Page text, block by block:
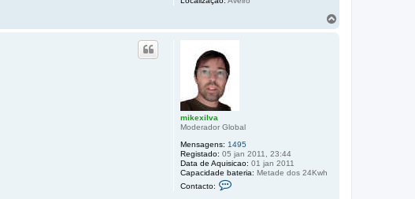
mikexilva
Moderador Global
Mensagens: 1495
Registado: 05 jan 2011, 23:44
Data de Aquisicao: 01 jan 2011
Capacidade bateria: Metade dos 24Kwh
Contacto: